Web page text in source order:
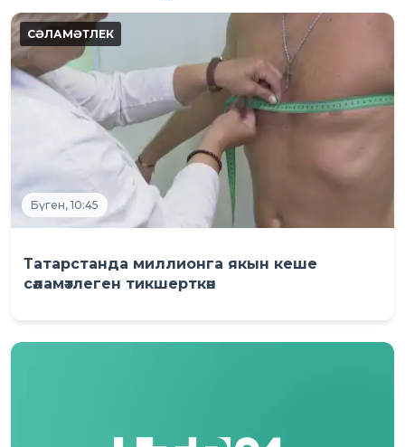
Бүген, 10:45
Татарстанда миллионга якын кеше
сәламәтлеген тикшерткән